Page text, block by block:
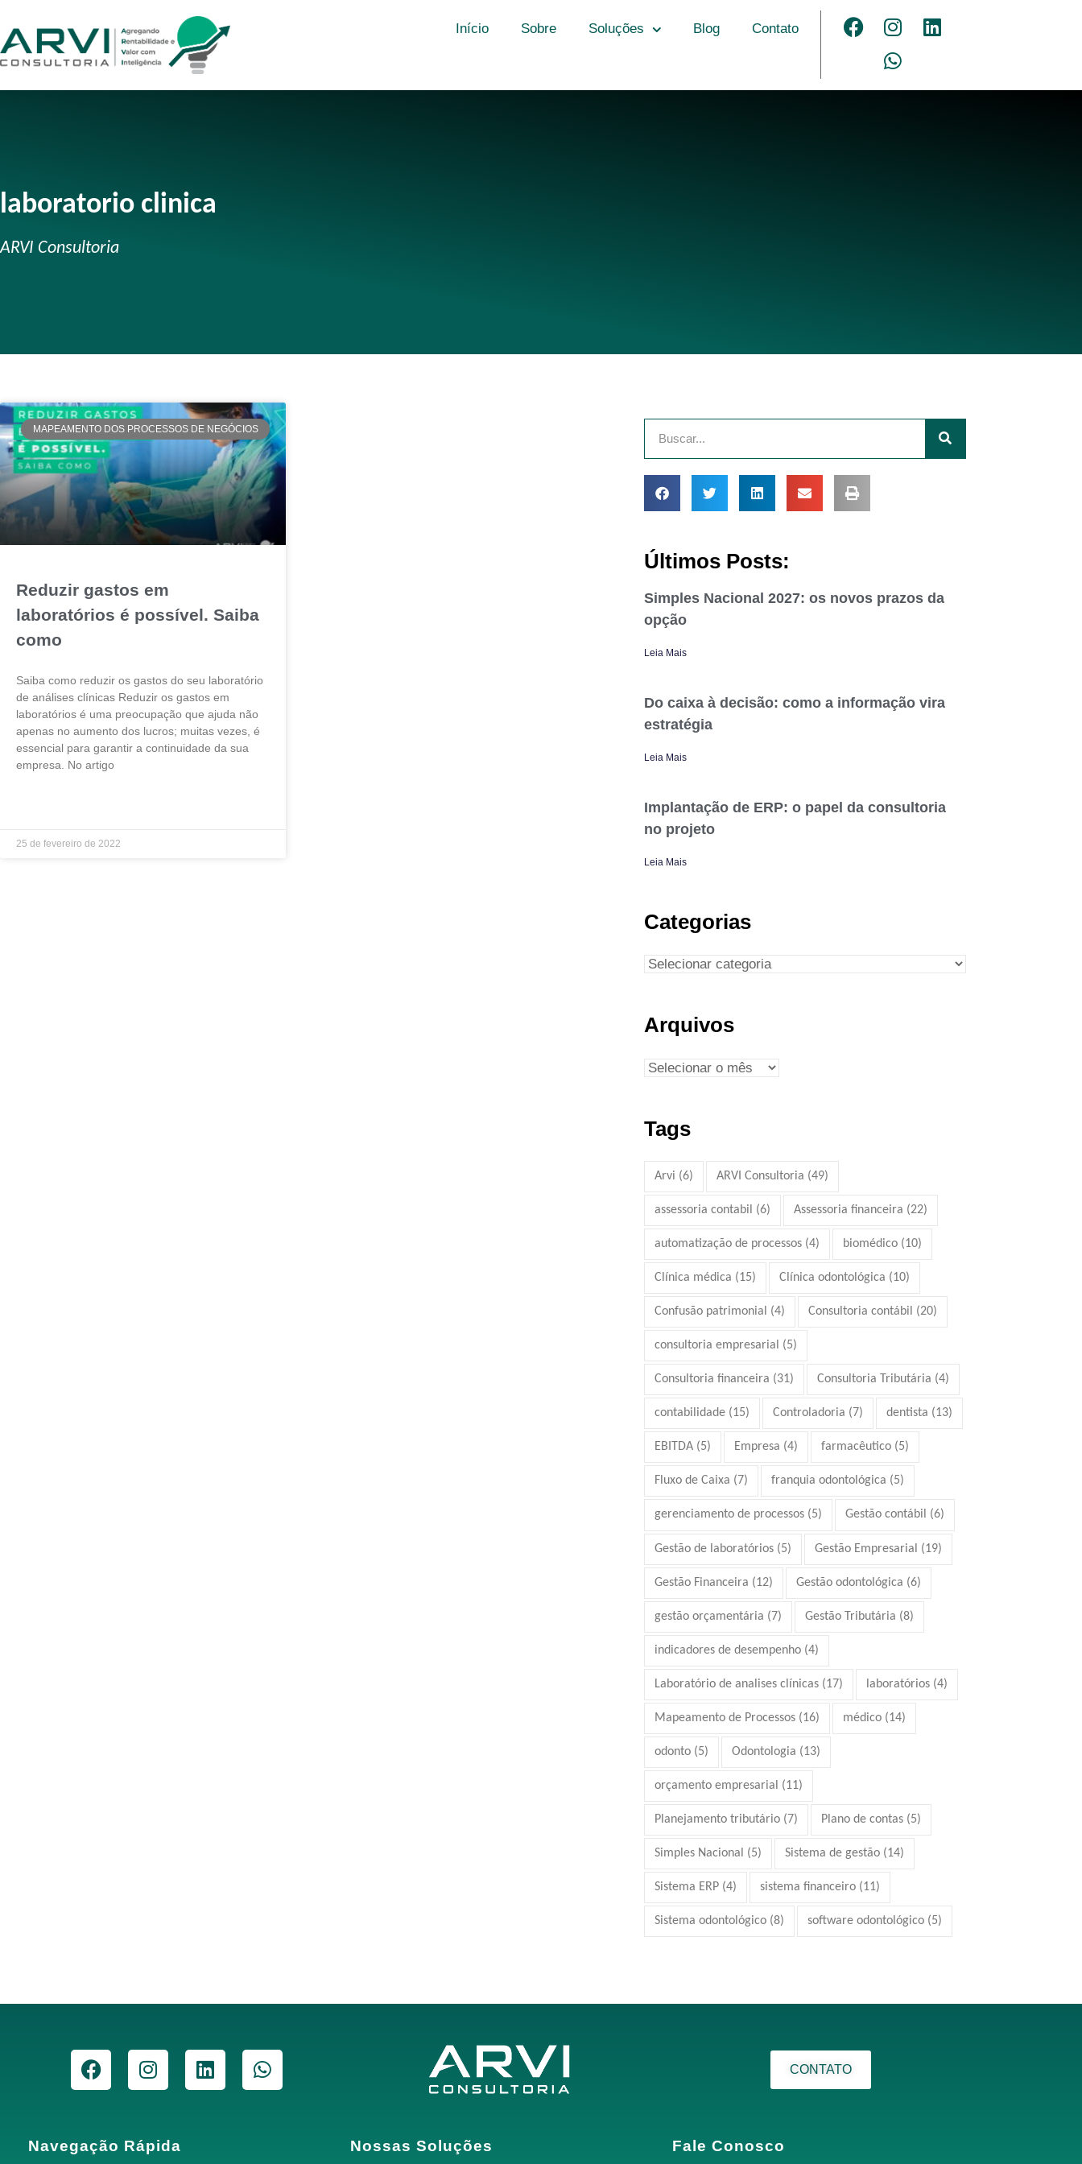
Início Sobre Soluções Blog Contato
laboratorio clinica
ARVI Consultoria
MAPEAMENTO DOS PROCESSOS DE NEGÓCIOS
Reduzir gastos em
laboratórios é possível. Saiba
como
Saiba como reduzir os gastos do seu laboratório
de análises clínicas Reduzir os gastos em
laboratórios é uma preocupação que ajuda não
apenas no aumento dos lucros; muitas vezes, é
essencial para garantir a continuidade da sua
empresa. No artigo
25 de fevereiro de 2022
Últimos Posts:
Simples Nacional 2027: os novos prazos da
opção
Leia Mais
Do caixa à decisão: como a informação vira
estratégia
Leia Mais
Implantação de ERP: o papel da consultoria
no projeto
Leia Mais
Categorias
Arquivos
Tags
Arvi (6) ARVI Consultoria (49)
assessoria contabil (6) Assessoria financeira (22)
automatização de processos (4) biomédico (10)
Clínica médica (15) Clínica odontológica (10)
Confusão patrimonial (4) Consultoria contábil (20)
consultoria empresarial (5)
Consultoria financeira (31) Consultoria Tributária (4)
contabilidade (15) Controladoria (7) dentista (13)
EBITDA (5) Empresa (4) farmacêutico (5)
Fluxo de Caixa (7) franquia odontológica (5)
gerenciamento de processos (5) Gestão contábil (6)
Gestão de laboratórios (5) Gestão Empresarial (19)
Gestão Financeira (12) Gestão odontológica (6)
gestão orçamentária (7) Gestão Tributária (8)
indicadores de desempenho (4)
Laboratório de analises clínicas (17) laboratórios (4)
Mapeamento de Processos (16) médico (14)
odonto (5) Odontologia (13)
orçamento empresarial (11)
Planejamento tributário (7) Plano de contas (5)
Simples Nacional (5) Sistema de gestão (14)
Sistema ERP (4) sistema financeiro (11)
Sistema odontológico (8) software odontológico (5)
CONTATO
Navegação Rápida Nossas Soluções Fale Conosco